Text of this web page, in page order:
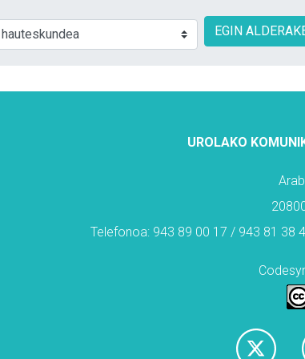
EGIN
UROLAKO
Telefonoa: 943 89 00 17 / 943 81 38